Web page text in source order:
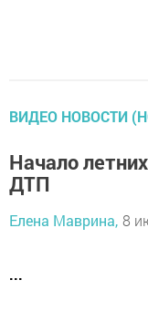
ВИДЕО НОВОСТИ
Начало
ДТП
Елена Маврина, 8
...